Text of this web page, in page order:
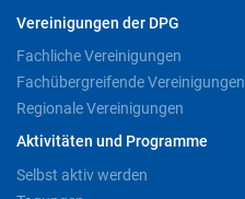
Vereinigungen der DPG
Fachliche Vereinigungen
Fachübergreifende Vereinigungen
Regionale Vereinigungen
Aktivitäten und Programme
Selbst aktiv werden